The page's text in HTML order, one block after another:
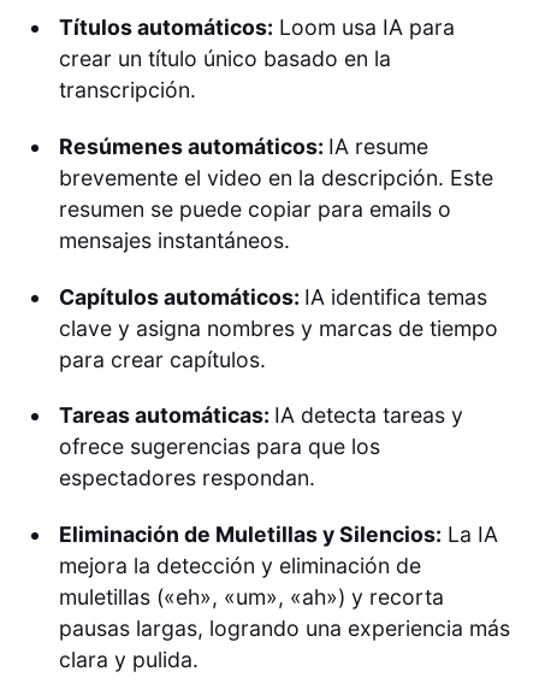
Títulos automáticos: Loom usa IA para
crear un título único basado en la
transcripción.
Resúmenes automáticos: IA resume
brevemente el video en la descripción. Este
resumen se puede copiar para emails o
mensajes instantáneos.
Capítulos automáticos: IA identifica temas
clave y asigna nombres y marcas de tiempo
para crear capítulos.
Tareas automáticas: IA detecta tareas y
ofrece sugerencias para que los
espectadores respondan.
Eliminación de Muletillas y Silencios: La IA
mejora la detección y eliminación de
muletillas («eh», «um», «ah») y recorta
pausas largas, logrando una experiencia más
clara y pulida.